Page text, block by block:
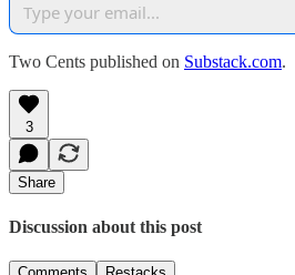
Two Cents published on Substack.com.
3
Share
Discussion about this post